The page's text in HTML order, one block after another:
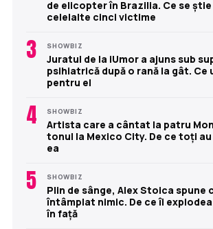
de elicopter în Brazilia. Ce se
celelalte cinci victime
3 SHOWBIZ
Juratul de la iUmor a ajuns sub
psihiatrică după o rană la gât. Ce
pentru el
4 SHOWBIZ
Artista care a cântat la patru
tonul la Mexico City. De ce toți
ea
5 SHOWBIZ
Plin de sânge, Alex Stoica spune
întâmplat nimic. De ce îi
în față